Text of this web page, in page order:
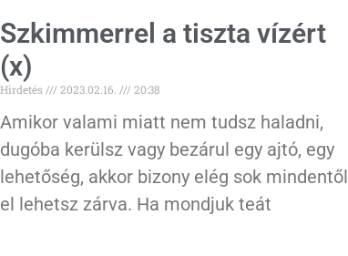
Szkimmerrel a tiszta vízért
(x)
Hirdetés 2023.02.16. 20:38
Amikor valami miatt nem tudsz haladni,
dugóba kerülsz vagy bezárul egy ajtó, egy
lehetőség, akkor bizony elég sok mindentől
el lehetsz zárva. Ha mondjuk teát